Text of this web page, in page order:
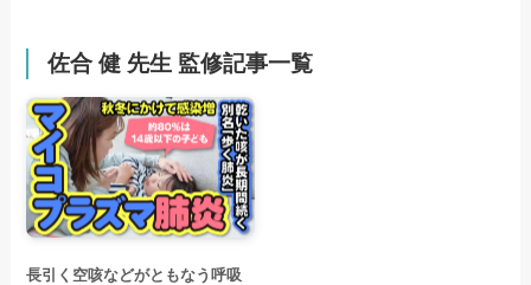
佐合 健 先生 監修記事一覧
長引く空咳などがともなう呼吸